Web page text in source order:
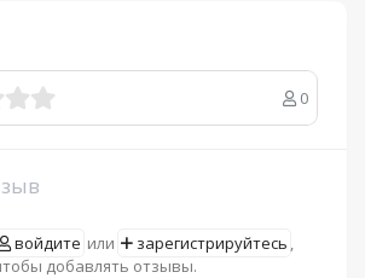
0
войдите или зарегистрируйтесь ,
добавлять отзывы.